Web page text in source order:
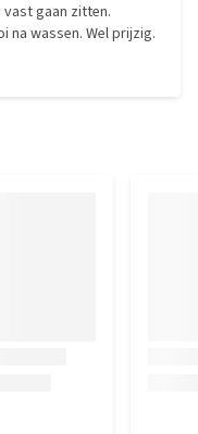
vast gaan zitten.
na wassen. Wel prijzig.